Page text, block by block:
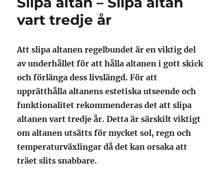
vart tredje år
Att slipa altanen regelbundet är en viktig del
av underhållet för att hålla altanen i gott skick
och förlänga dess livslängd. För att
upprätthålla altanens estetiska utseende och
funktionalitet rekommenderas det att slipa
altanen vart tredje år. Detta är särskilt viktigt
om altanen utsätts för mycket sol, regn och
temperaturväxlingar då det kan orsaka att
träet slits snabbare.